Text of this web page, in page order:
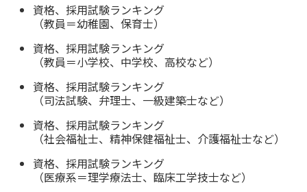
資格、採用試験ランキング
（教員＝幼稚園、保育士）
資格、採用試験ランキング
（教員＝小学校、中学校、高校など）
資格、採用試験ランキング
（司法試験、弁理士、一級建築士など）
資格、採用試験ランキング
（社会福祉士、精神保健福祉士、介護福祉士など）
資格、採用試験ランキング
（医療系＝理学療法士、臨床工学技士など）